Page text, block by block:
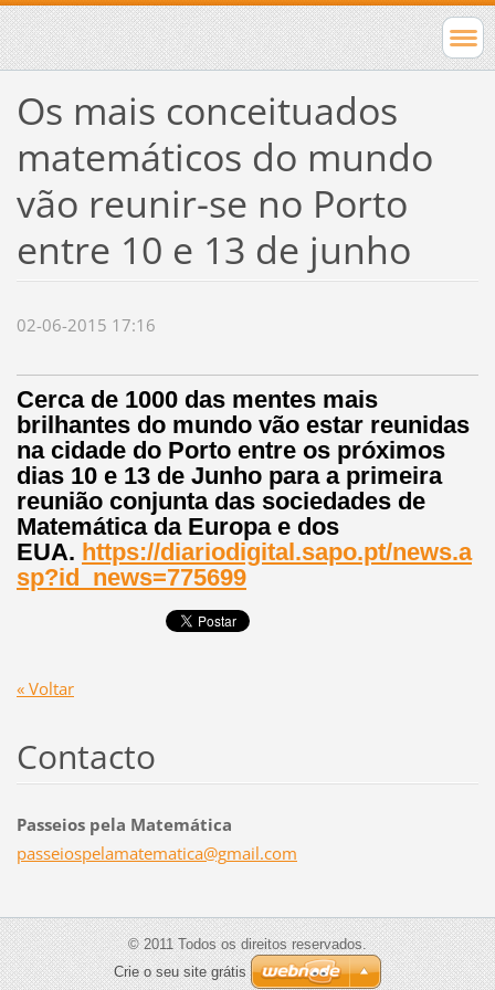
Os mais conceituados
matemáticos do mundo
vão reunir-se no Porto
entre 10 e 13 de junho
02-06-2015 17:16
Cerca de 1000 das mentes mais
brilhantes do mundo vão estar reunidas
na cidade do Porto entre os próximos
dias 10 e 13 de Junho para a primeira
reunião conjunta das sociedades de
Matemática da Europa e dos
EUA. https://diariodigital.sapo.pt/news.a
sp?id_news=775699
« Voltar
Contacto
Passeios pela Matemática
passeiospelamatematica@gmail.com
© 2011 Todos os direitos reservados.
Crie o seu site grátis